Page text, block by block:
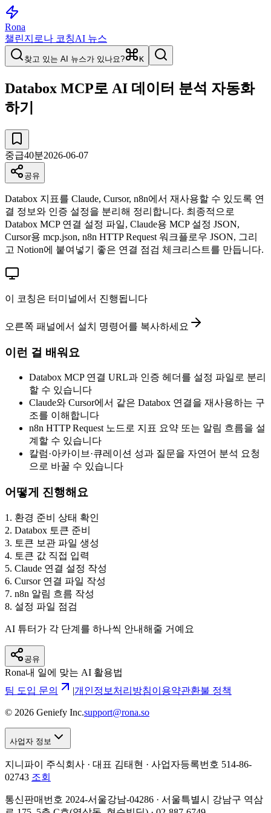
Rona
챌린지 로나 코칭AI 뉴스
찾고 있는 AI 뉴스가 있나요? K
Databox MCP로 AI 데이터 분석 자동화
하기
중급40분2026-06-07
공유
Databox 지표를 Claude, Cursor, n8n에서 재사용할 수 있도록 연
결 정보와 인증 설정을 분리해 정리합니다. 최종적으로
Databox MCP 연결 설정 파일, Claude용 MCP 설정 JSON,
Cursor용 mcp.json, n8n HTTP Request 워크플로우 JSON, 그리
고 Notion에 붙여넣기 좋은 연결 점검 체크리스트를 만듭니다.
이 코칭은 터미널에서 진행됩니다
오른쪽 패널에서 설치 명령어를 복사하세요
이런 걸 배워요
Databox MCP 연결 URL과 인증 헤더를 설정 파일로 분리
할 수 있습니다
Claude와 Cursor에서 같은 Databox 연결을 재사용하는 구
조를 이해합니다
n8n HTTP Request 노드로 지표 요약 또는 알림 흐름을 설
계할 수 있습니다
칼럼·아카이브·큐레이션 성과 질문을 자연어 분석 요청
으로 바꿀 수 있습니다
어떻게 진행해요
1 . 환경 준비 상태 확인
2. Databox 토큰 준비
3. 토큰 보관 파일 생성
4. 토큰 값 직접 입력
5. Claude 연결 설정 작성
6. Cursor 연결 파일 작성
7. n8n 알림 흐름 작성
8. 설정 파일 점검
AI 튜터가 각 단계를 하나씩 안내해줄 거예요
공유
Rona내 일에 맞는 AI 활용법
팀 도입 문의
|개인정보처리방침이용약관환불 정책
© 2026 Geniefy Inc.support@rona.so
사업자 정보
지니파이 주식회사 · 대표 김태현 · 사업자등록번호 514-86-
02743 조회
통신판매번호 2024-서울강남-04286 · 서울특별시 강남구 역삼